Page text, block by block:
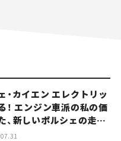
・カイエン エレクトリッ
！ エンジン車派の私の価
、新しいポルシェの走